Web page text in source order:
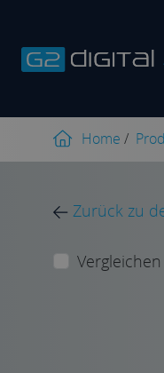
Home /
Zurück zu
Vergleichen